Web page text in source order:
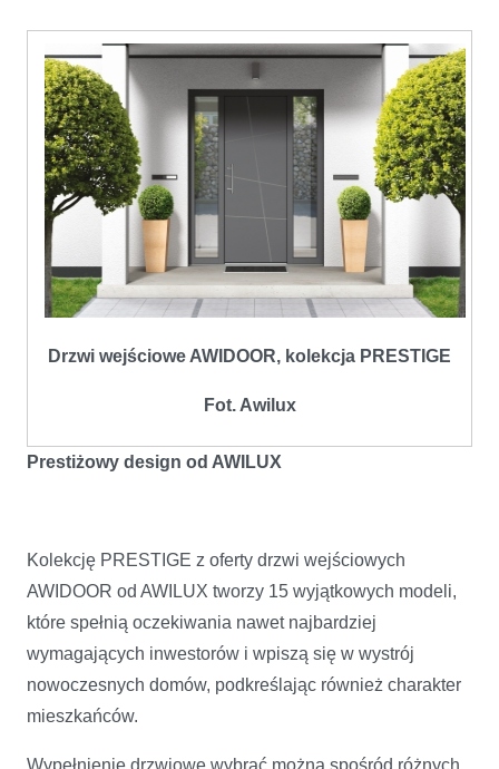
Drzwi wejściowe AWIDOOR, kolekcja PRESTIGE
Fot. Awilux
Prestiżowy design od AWILUX
Kolekcję PRESTIGE z oferty drzwi wejściowych
AWIDOOR od AWILUX tworzy 15 wyjątkowych modeli,
które spełnią oczekiwania nawet najbardziej
wymagających inwestorów i wpiszą się w wystrój
nowoczesnych domów, podkreślając również charakter
mieszkańców.
Wypełnienie drzwiowe wybrać można spośród różnych